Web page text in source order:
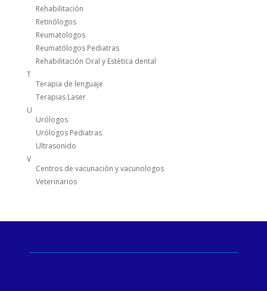
Rehabilitación
Retinólogos
Reumatologos
Reumatólogos Pediatras
Rehabilitación Oral y Estética dental
T
Terapia de lenguaje
Terapias Laser
U
Urólogos
Urólogos Pediatras
Ultrasonido
V
Centros de vacunación y vacunologos
Veterinarios